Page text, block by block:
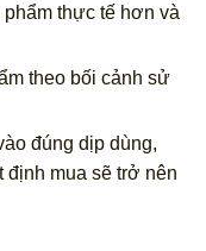
thực tế hơn và
theo bối cảnh sử
đúng dịp dùng,
định mua sẽ trở nên